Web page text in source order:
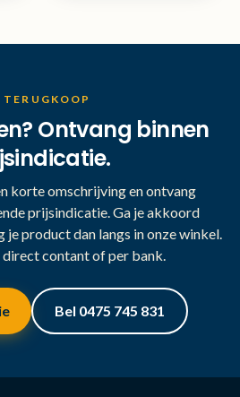
Ontvang binnen
korte omschrijving en ontvang
prijsindicatie. Ga je akkoord
je product dan langs in onze winkel.
contant of per bank.
Bel 0475 745 831